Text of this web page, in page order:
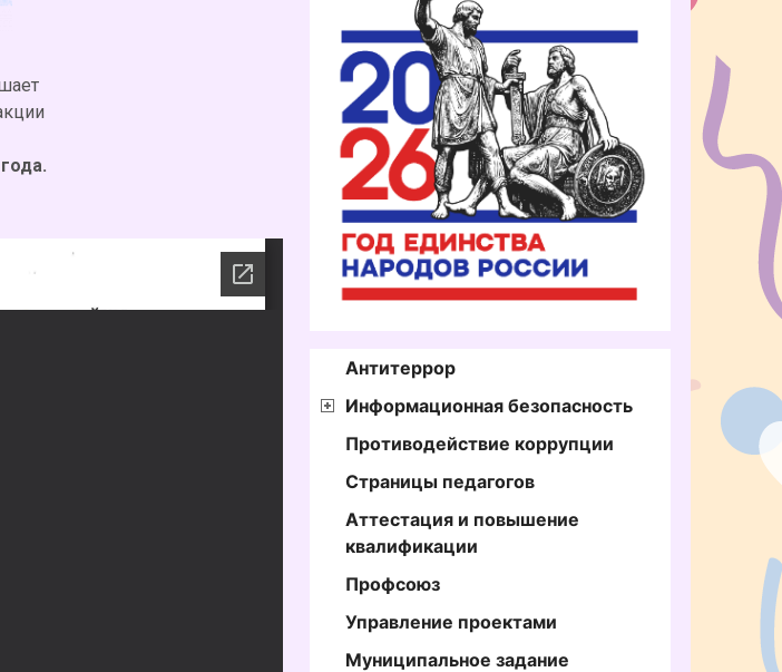
Антитеррор
Информационная безопасность
Противодействие коррупции
Страницы педагогов
Аттестация и повышение
квалификации
Профсоюз
Управление проектами
Муниципальное задание